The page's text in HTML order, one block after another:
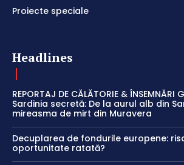
Proiecte speciale
Headlines
REPORTAJ DE CĂLĂTORIE & ÎNSEMNĂRI
Sardinia secretă: De la aurul alb din
mireasma de mirt din Muravera
Decuplarea de fondurile europene:
oportunitate ratată?